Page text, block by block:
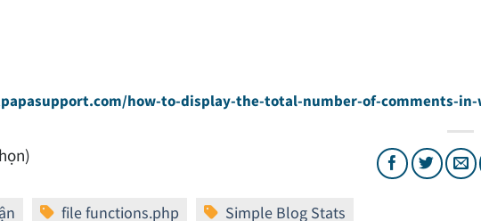
how-to-display-the-total-number-of-comments-in-